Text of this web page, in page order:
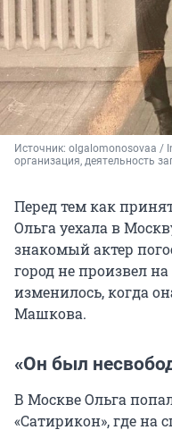
Источник: olgalomonosovaa /
организация, деятельность
Перед тем как
Ольга уехала в
знакомый актер
город не произвел
изменилось, когда
Машкова.
«Он был
В Москве Ольга
«Сатирикон», где на